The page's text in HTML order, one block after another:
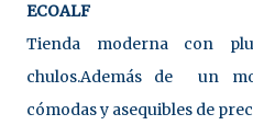
ECOALF
Tienda moderna con
chulos.Además de un
cómodas y asequibles de